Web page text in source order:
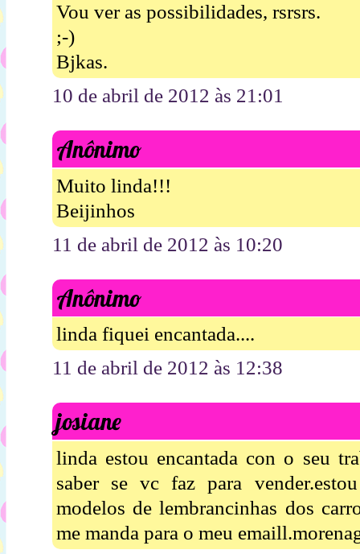
Vou ver as possibilidades, rsrsrs.
;-)
Bjkas.
10 de abril de 2012 às 21:01
Anônimo
Muito linda!!!
Beijinhos
11 de abril de 2012 às 10:20
Anônimo
linda fiquei encantada....
11 de abril de 2012 às 12:38
josiane
linda estou encantada con o seu
saber se vc faz para
modelos de lembrancinhas dos
me manda para o meu